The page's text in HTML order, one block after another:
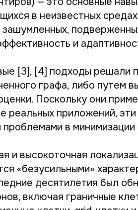
в неизвестных
зашумленных,
и
[3], [4] подходы решали
графа, либо путем
Поскольку они
реальных приложений,
в минимизации
и высокоточная
«безусильными»
десятилетия был
включая граничные